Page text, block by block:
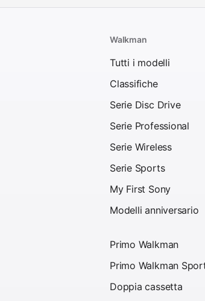
Walkman
Tutti i modelli
Classifiche
Serie Disc Drive
Serie Professional
Serie Wireless
Serie Sports
My First Sony
Modelli anniversario
Primo Walkman
Primo Walkman
Doppia cassetta